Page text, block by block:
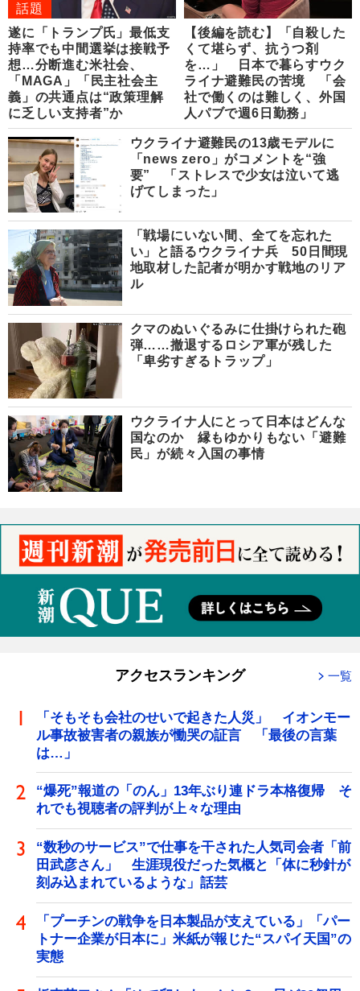
話題
遂に「トランプ氏」最低支
持率でも中間選挙は接戦予
想…分断進む米社会、
「MAGA」「民主社会主
義」の共通点は“政策理解
に乏しい支持者”か
【後編を読む】「自殺した
くて堪らず、抗うつ剤
を…」 日本で暮らすウク
ライナ避難民の苦境 「会
社で働くのは難しく、外国
人パブで週6日勤務」
ウクライナ避難民の13歳モデルに
「news zero」がコメントを“強
要” 「ストレスで少女は泣いて逃
げてしまった」
「戦場にいない間、全てを忘れた
い」と語るウクライナ兵 50日間現
地取材した記者が明かす戦地のリア
ル
クマのぬいぐるみに仕掛けられた砲
弾……撤退するロシア軍が残した
「卑劣すぎるトラップ」
ウクライナ人にとって日本はどんな
国なのか 縁もゆかりもない「避難
民」が続々入国の事情
アクセスランキング 一覧
「そもそも会社のせいで起きた人災」 イオンモー
ル事故被害者の親族が慟哭の証言 「最後の言葉
は…」
“爆死”報道の「のん」13年ぶり連ドラ本格復帰 そ
れでも視聴者の評判が上々な理由
“数秒のサービス”で仕事を干された人気司会者「前
田武彦さん」 生涯現役だった気概と「体に秒針が
刻み込まれているような」話芸
「プーチンの戦争を日本製品が支えている」「パー
トナー企業が日本に」米紙が報じた“スパイ天国”の
実態